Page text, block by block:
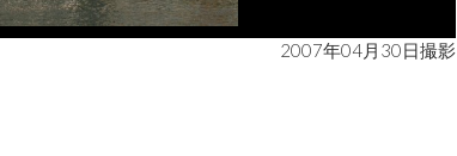
2007年04月30日撮影